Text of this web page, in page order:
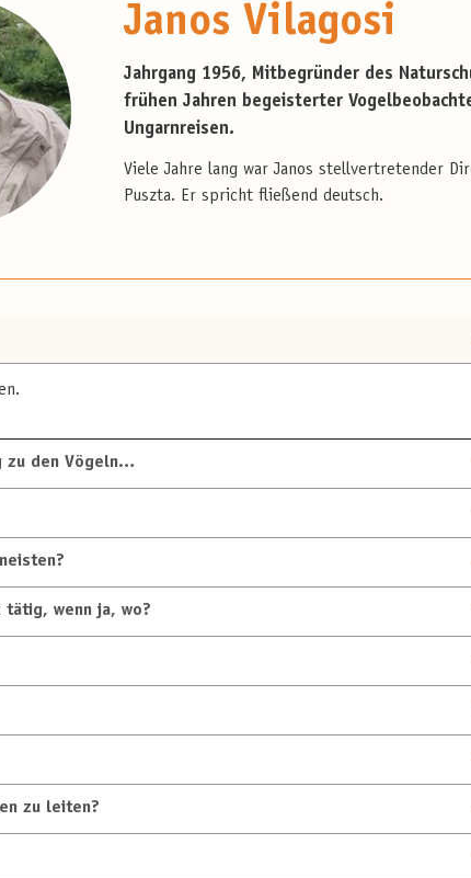
Janos Vilagosi
Jahrgang 1956, Mitbegründer des
frühen Jahren begeisterter
Ungarnreisen.
Viele Jahre lang war Janos stellvertretender
Puszta. Er spricht fließend deutsch.
zu den Vögeln…
wenn ja, wo?
zu leiten?